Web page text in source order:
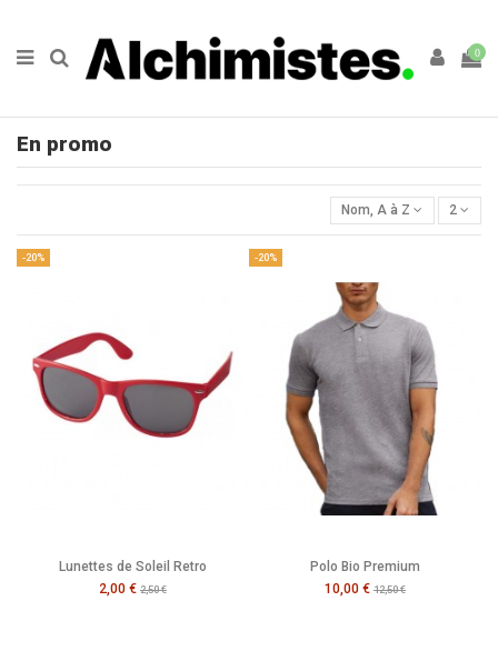
0
En promo
Nom, A à Z 2
-20%
Lunettes de Soleil Retro
2,00 € 2,50 €
-20%
Polo Bio Premium
10,00 € 12,50 €